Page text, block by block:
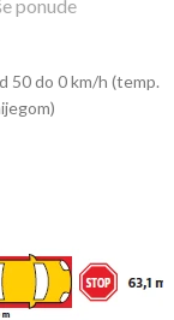
ponude
50 do 0 km/h (temp.